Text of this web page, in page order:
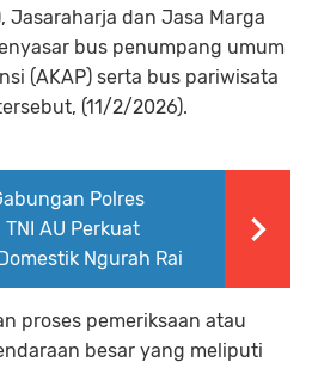
Jasaraharja dan Jasa Marga
bus penumpang umum
(AKAP) serta bus pariwisata
(11/2/2026).
Polres
AU Perkuat
Ngurah Rai
proses pemeriksaan atau
besar yang meliputi